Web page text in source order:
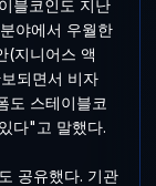
블코인도 지난
야에서 우월한
(지니어스 액
되면서 비자
도 스테이블코
다"고 말했다.
공유했다. 기관